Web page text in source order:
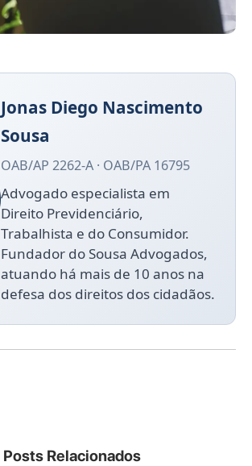
Jonas Diego Nascimento
Sousa
OAB/AP 2262-A · OAB/PA 16795
Advogado especialista em
Direito Previdenciário,
Trabalhista e do Consumidor.
Fundador do Sousa Advogados,
atuando há mais de 10 anos na
defesa dos direitos dos cidadãos.
Posts Relacionados